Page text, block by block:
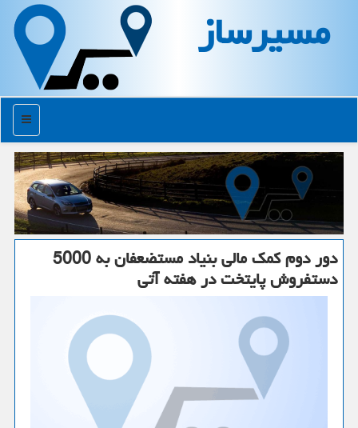
مسیرساز
منو
دور دوم كمك مالی بنیاد مستضعفان به 5000
دستفروش پایتخت در هفته آتی